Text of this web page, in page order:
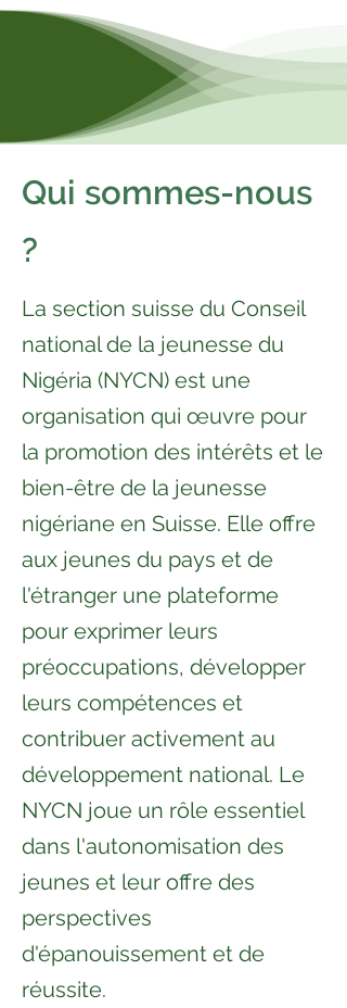
Qui sommes-nous
?
La section suisse du Conseil
national de la jeunesse du
Nigéria (NYCN) est une
organisation qui œuvre pour
la promotion des intérêts et le
bien-être de la jeunesse
nigériane en Suisse. Elle offre
aux jeunes du pays et de
l'étranger une plateforme
pour exprimer leurs
préoccupations, développer
leurs compétences et
contribuer activement au
développement national. Le
NYCN joue un rôle essentiel
dans l'autonomisation des
jeunes et leur offre des
perspectives
d'épanouissement et de
réussite.